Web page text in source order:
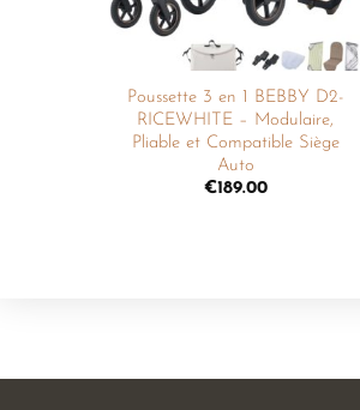
Poussette 3 en 1 BEBBY D2-
RICEWHITE – Modulaire,
Pliable et Compatible Siège
Auto
€189.00